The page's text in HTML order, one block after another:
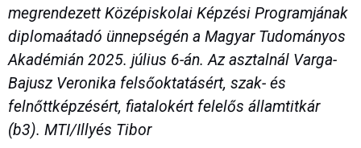
megrendezett Középiskolai Képzési Programjának
diplomaátadó ünnepségén a Magyar Tudományos
Akadémián 2025. július 6-án. Az asztalnál Varga-
Bajusz Veronika felsőoktatásért, szak- és
felnőttképzésért, fiatalokért felelős államtitkár
(b3). MTI/Illyés Tibor